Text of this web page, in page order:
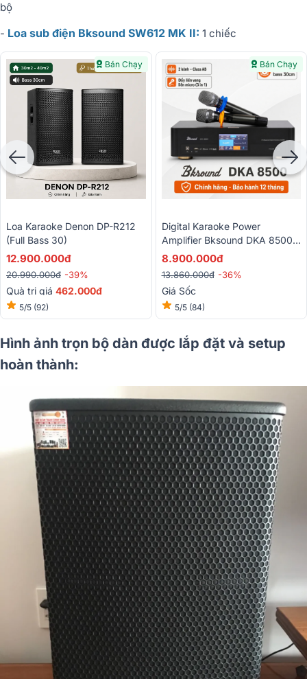
bộ
- Loa sub điện Bksound SW612 MK II: 1 chiếc
Bán Chạy
Loa Karaoke Denon DP-R212
(Full Bass 30)
12.900.000đ
20.990.000đ -39%
Quà trị giá 462.000đ
5/5 (92)
Bán Chạy
Digital Karaoke Power
Amplifier Bksound DKA 8500
(2 Kênh, 750W, Kèm Micro
8.900.000đ
13.860.000đ -36%
Giá Sốc
5/5 (84)
Hình ảnh trọn bộ dàn được lắp đặt và setup
hoàn thành: